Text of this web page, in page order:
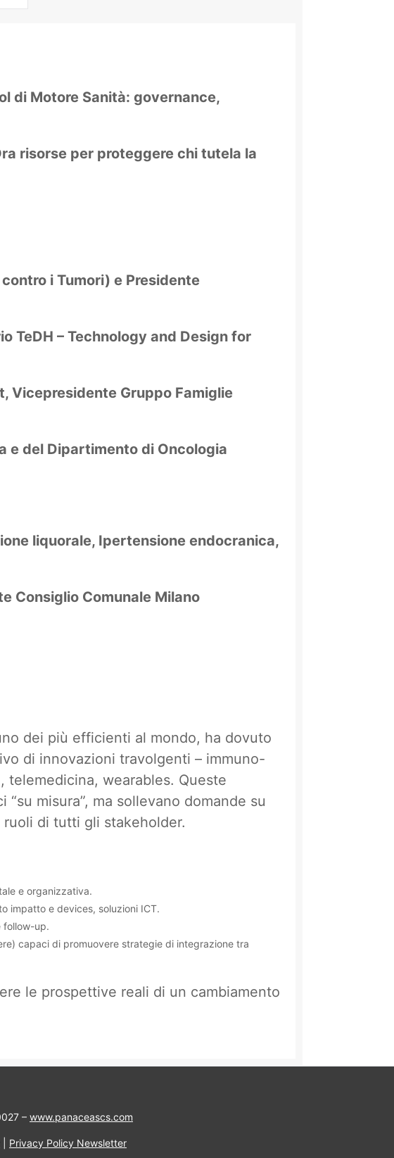
di Motore Sanità: governance,
risorse per proteggere chi tutela la
i Tumori) e Presidente
TeDH – Technology and Design for
Vicepresidente Gruppo Famiglie
e del Dipartimento di Oncologia
liquorale, Ipertensione endocranica,
Consiglio Comunale Milano
dei più efficienti al mondo, ha dovuto
di innovazioni travolgenti – immuno-
wearables. Queste
misura”, ma sollevano domande su
di tutti gli stakeholder.
e organizzativa.
impatto e devices, soluzioni ICT.
follow-up.
capaci di promuovere strategie di integrazione tra
le prospettive reali di un cambiamento
– www.panaceascs.com
Privacy Policy Newsletter